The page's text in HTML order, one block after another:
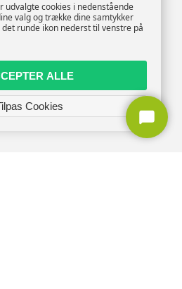
udvalgte cookies i nedenstående
valg og trække dine samtykker
runde ikon nederst til venstre på
ALLE
Cookies